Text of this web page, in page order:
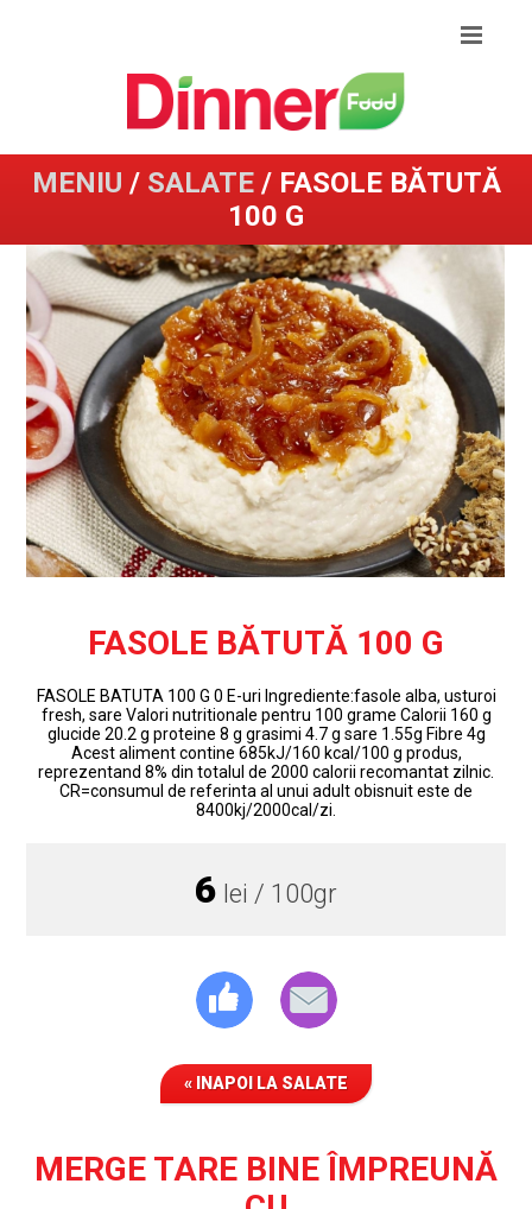
MENIU / SALATE/ FASOLE BĂTUTĂ
100 G
FASOLE BĂTUTĂ 100 G
FASOLE BATUTA 100 G 0 E-uri Ingrediente:fasole alba, usturoi
fresh, sare Valori nutritionale pentru 100 grame Calorii 160 g
glucide 20.2 g proteine 8 g grasimi 4.7 g sare 1.55g Fibre 4g
Acest aliment contine 685kJ/160 kcal/100 g produs,
reprezentand 8% din totalul de 2000 calorii recomantat zilnic.
CR=consumul de referinta al unui adult obisnuit este de
8400kj/2000cal/zi.
6 lei / 100gr
« INAPOI LA SALATE
MERGE TARE BINE ÎMPREUNĂ